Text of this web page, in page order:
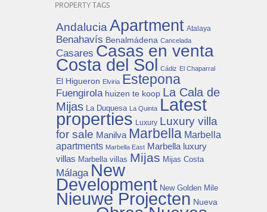
PROPERTY TAGS
Andalucia Apartment Atalaya
Benahavís Benalmádena Cancelada
Casares Casas en venta
Costa del Sol Cádiz El Chaparral
El Higueron Elviria Estepona
Fuengirola huizen te koop La Cala de
Mijas La Duquesa La Quinta Latest
properties Luxury Luxury villa
for sale Manilva Marbella Marbella
apartments Marbella East Marbella luxury
villas Marbella villas Mijas Mijas Costa
Málaga New
Development New Golden Mile
Nieuwe Projecten Nueva